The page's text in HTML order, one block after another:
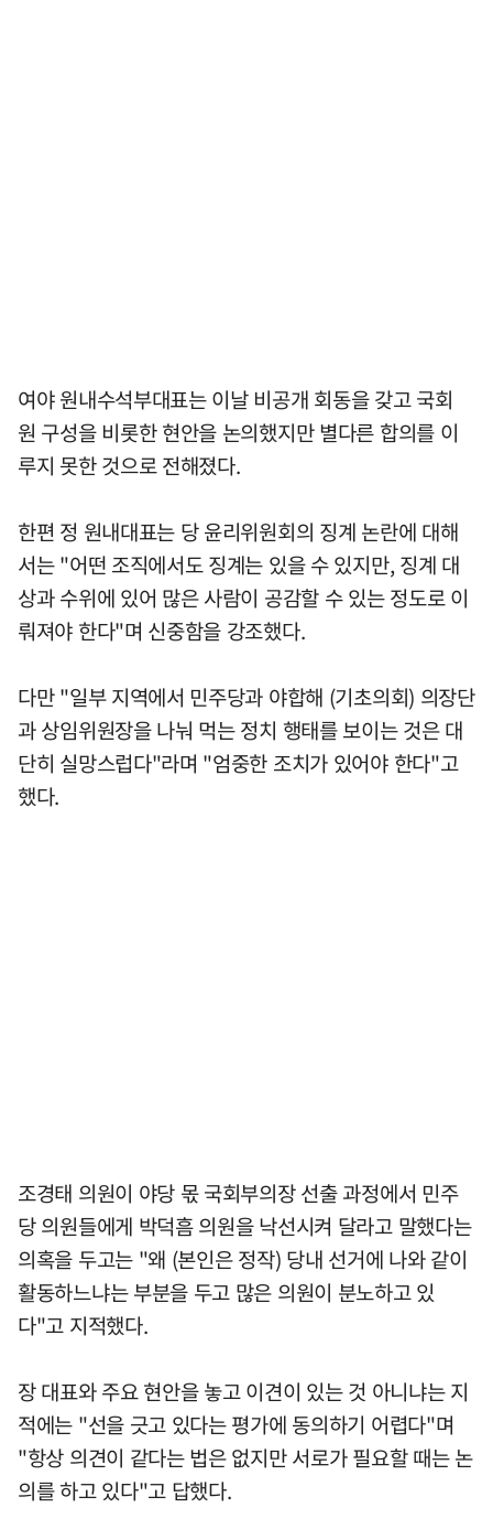
여야 원내수석부대표는 이날 비공개 회동을 갖고 국회
원 구성을 비롯한 현안을 논의했지만 별다른 합의를 이
루지 못한 것으로 전해졌다.
한편 정 원내대표는 당 윤리위원회의 징계 논란에 대해
서는 "어떤 조직에서도 징계는 있을 수 있지만, 징계 대
상과 수위에 있어 많은 사람이 공감할 수 있는 정도로 이
뤄져야 한다"며 신중함을 강조했다.
다만 "일부 지역에서 민주당과 야합해 (기초의회) 의장단
과 상임위원장을 나눠 먹는 정치 행태를 보이는 것은 대
단히 실망스럽다"라며 "엄중한 조치가 있어야 한다"고
했다.
조경태 의원이 야당 몫 국회부의장 선출 과정에서 민주
당 의원들에게 박덕흠 의원을 낙선시켜 달라고 말했다는
의혹을 두고는 "왜 (본인은 정작) 당내 선거에 나와 같이
활동하느냐는 부분을 두고 많은 의원이 분노하고 있
다"고 지적했다.
장 대표와 주요 현안을 놓고 이견이 있는 것 아니냐는 지
적에는 "선을 긋고 있다는 평가에 동의하기 어렵다"며
"항상 의견이 같다는 법은 없지만 서로가 필요할 때는 논
의를 하고 있다"고 답했다.